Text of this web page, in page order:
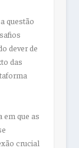
questão
dever de
das
em que as
crucial